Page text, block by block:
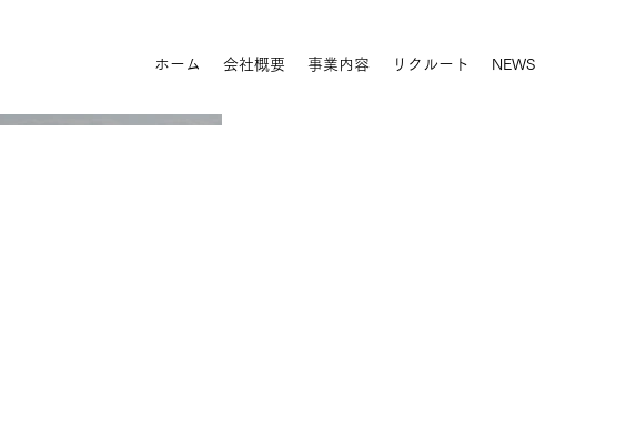
ホーム 会社概要 事業内容 リクルート NEWS